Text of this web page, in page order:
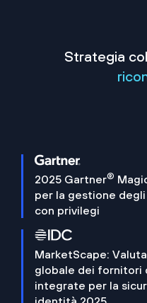
Strategia
2025 Gartner®
per la gestione
con privilegi
MarketScape:
globale dei fornitori
integrate per la